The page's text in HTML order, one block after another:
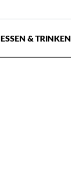
ESSEN & TRINKEN